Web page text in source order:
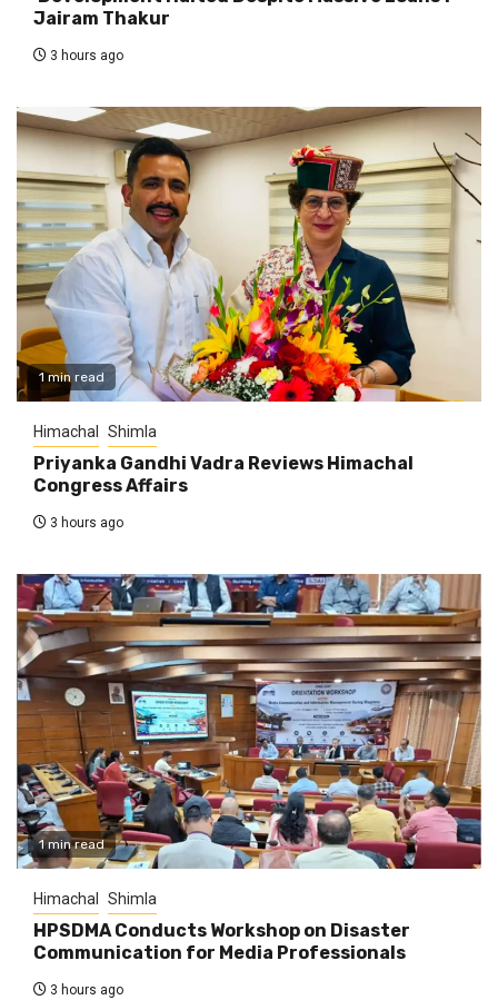
Jairam Thakur
3 hours ago
1 min read
Himachal Shimla
Priyanka Gandhi Vadra Reviews Himachal
Congress Affairs
3 hours ago
1 min read
Himachal Shimla
HPSDMA Conducts Workshop on Disaster
Communication for Media Professionals
3 hours ago